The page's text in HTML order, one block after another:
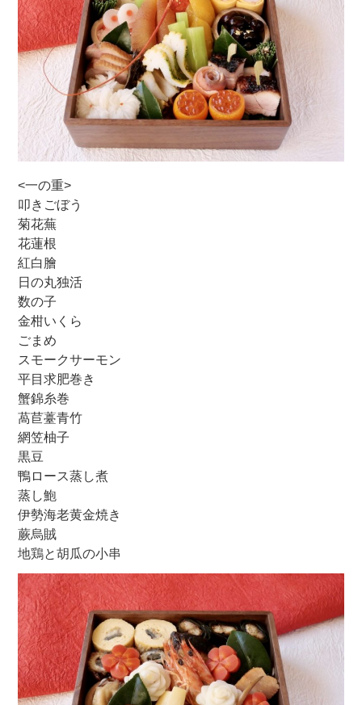
<一の重>
叩きごぼう
菊花蕪
花蓮根
紅白膾
日の丸独活
数の子
金柑いくら
ごまめ
スモークサーモン
平目求肥巻き
蟹錦糸巻
萵苣薹青竹
網笠柚子
黒豆
鴨ロース蒸し煮
蒸し鮑
伊勢海老黄金焼き
蕨烏賊
地鶏と胡瓜の小串